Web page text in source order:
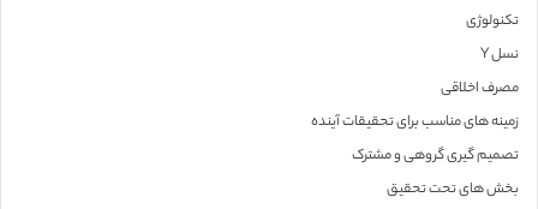
تکنولوژی
نسل Y
مصرف اخلاقی
زمینه های مناسب برای تحقیقات آینده
تصمیم گیری گروهی و مشترک
بخش های تحت تحقیق